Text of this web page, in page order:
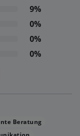
Käufer gut
und kommen
9%
0%
0%
0%
Beratung